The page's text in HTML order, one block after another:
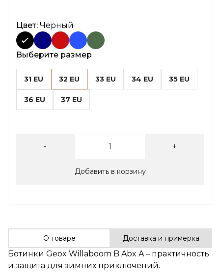
Цвет: Черный
Выберите размер
31 EU 32 EU 33 EU 34 EU 35 EU
36 EU 37 EU
- +
Добавить в корзину
О товаре Доставка и примерка
Ботинки Geox Willaboom B Abx A – практичность
и защита для зимних приключений.